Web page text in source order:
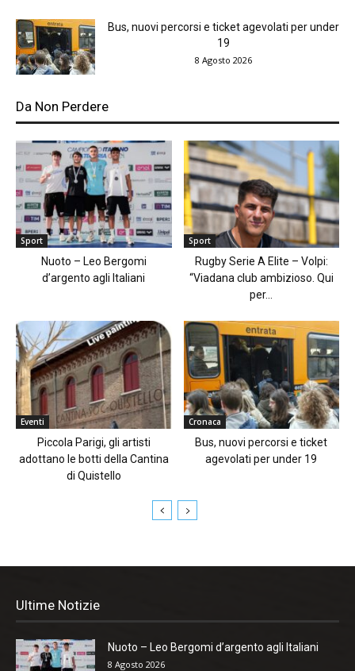
Bus, nuovi percorsi e ticket agevolati per under
19
8 Agosto 2026
Da Non Perdere
Sport
Nuoto – Leo Bergomi
d’argento agli Italiani
Sport
Rugby Serie A Elite – Volpi:
“Viadana club ambizioso. Qui
per...
Eventi
Piccola Parigi, gli artisti
adottano le botti della Cantina
di Quistello
Cronaca
Bus, nuovi percorsi e ticket
agevolati per under 19
Ultime Notizie
Nuoto – Leo Bergomi d’argento agli Italiani
8 Agosto 2026